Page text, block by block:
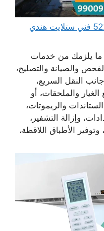
فني ستلايت المطلاع 52227330 فني ستلايت هندي
ما يلزمك من خدمات
والصيانة والتصليح،
النقل السريع،
والملحقات، أو
والريموتات،
وإزالة التشفير،
الأطباق اللاقطة،